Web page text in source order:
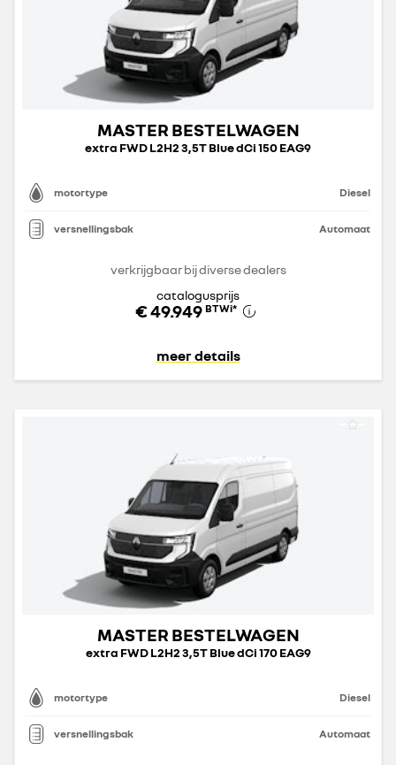
MASTER BESTELWAGEN
extra FWD L2H2 3,5T Blue dCi 150 EAG9
motortype Diesel
versnellingsbak Automaat
verkrijgbaar bij diverse dealers
catalogusprijs
€ 49.949 BTWi*
meer details
MASTER BESTELWAGEN
extra FWD L2H2 3,5T Blue dCi 170 EAG9
motortype Diesel
versnellingsbak Automaat